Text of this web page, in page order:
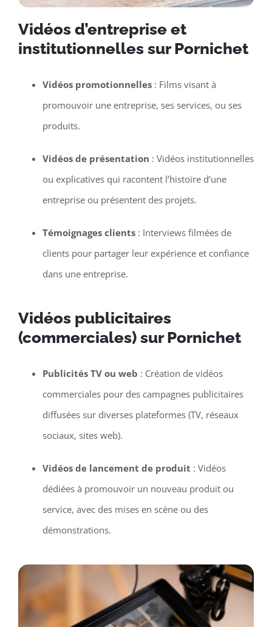
Vidéos d’entreprise et
institutionnelles sur Pornichet
Vidéos promotionnelles: Films visant à
promouvoir une entreprise, ses services, ou ses
produits.
Vidéos de présentation : Vidéos institutionnelles
ou explicatives qui racontent l’histoire d’une
entreprise ou présentent des projets.
Témoignages clients: Interviews filmées de
clients pour partager leur expérience et confiance
dans une entreprise.
Vidéos publicitaires
(commerciales) sur Pornichet
Publicités TV ou web : Création de vidéos
commerciales pour des campagnes publicitaires
diffusées sur diverses plateformes (TV, réseaux
sociaux, sites web).
Vidéos de lancement de produit : Vidéos
dédiées à promouvoir un nouveau produit ou
service, avec des mises en scène ou des
démonstrations.